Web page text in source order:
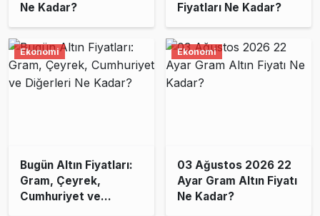
Ne Kadar?
Fiyatları Ne Kadar?
Ekonomi
Bugün Altın Fiyatları:
Gram, Çeyrek,
Cumhuriyet ve
Ekonomi
03 Ağustos 2026 22
Ayar Gram Altın Fiyatı
Ne Kadar?